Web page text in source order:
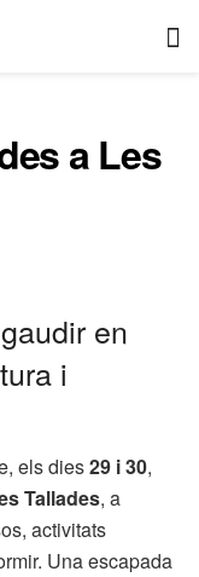
a Les
en
i
els dies29 i 30,
Tallades, a
activitats
Una escapada